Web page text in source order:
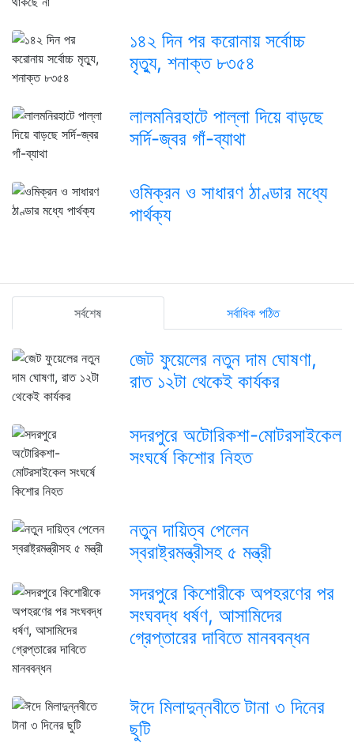
১৪২ দিন পর করোনায় সর্বোচ্চ
মৃত্যু, শনাক্ত ৮৩৫৪
লালমনিরহাটে পাল্লা দিয়ে বাড়ছে
সর্দি-জ্বর গাঁ-ব্যাথা
ওমিক্রন ও সাধারণ ঠাণ্ডার মধ্যে
পার্থক্য
সর্বশেষ সর্বাধিক পঠিত
জেট ফুয়েলের নতুন দাম ঘোষণা,
রাত ১২টা থেকেই কার্যকর
সদরপুরে অটোরিকশা-মোটরসাইকেল
সংঘর্ষে কিশোর নিহত
নতুন দায়িত্ব পেলেন
স্বরাষ্ট্রমন্ত্রীসহ ৫ মন্ত্রী
সদরপুরে কিশোরীকে অপহরণের পর
সংঘবদ্ধ ধর্ষণ, আসামিদের
গ্রেপ্তারের দাবিতে মানববন্ধন
ঈদে মিলাদুন্নবীতে টানা ৩ দিনের
ছুটি